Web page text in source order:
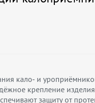
кало- и
крепление
защиту от